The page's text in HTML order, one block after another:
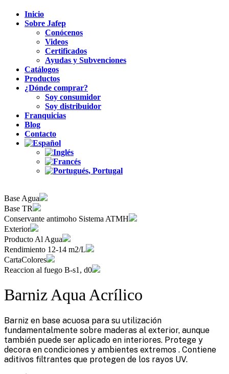
Inicio
Sobre Jafep
Conócenos
Videos
Certificados
Ayudas y Subvenciones
Catálogos
Productos
¿Dónde comprar?
Soy consumidor
Soy distribuidor
Franquicias
Blog
Contacto
Base Agua
Base TR
Conservante antimoho Sistema ATMH
Exterior
Producto Al Agua
Rendimiento 12-14 m2/L
CartaColores
Reaccion al fuego B-s1, d0
Barniz Aqua Acrílico
Barniz en base acuosa para su utilización
fundamentalmente sobre maderas al exterior, aunque
también puede ser aplicado en interiores. Protege y
decora en condiciones y ambientes extremos . Contiene
aditivos filtrantes que protegen de los rayos UV.